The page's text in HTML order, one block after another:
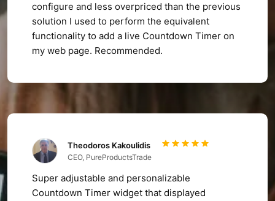
configure and less overpriced than the previous
solution I used to perform the equivalent
functionality to add a live Countdown Timer on
my web page. Recommended.
Theodoros Kakoulidis
CEO, PureProductsTrade
Super adjustable and personalizable
Countdown Timer widget that displayed